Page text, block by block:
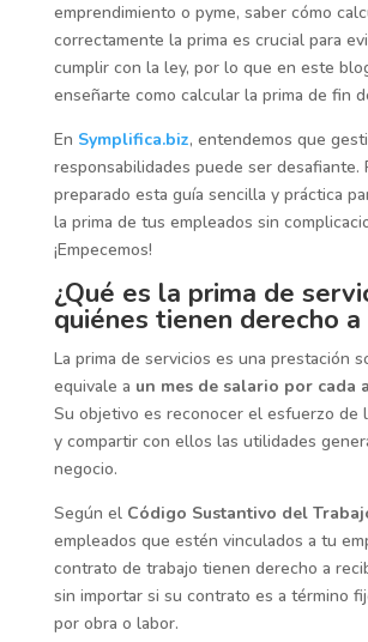
emprendimiento o pyme, saber cómo
correctamente la prima es crucial para
cumplir con la ley, por lo que en este
enseñarte como calcular la prima de fin
En Symplifica.biz, entendemos que
responsabilidades puede ser desafiante.
preparado esta guía sencilla y práctica
la prima de tus empleados sin
¡Empecemos!
¿Qué es la prima de
quiénes tienen derecho
La prima de servicios es una prestación
equivale a un mes de salario por cada
Su objetivo es reconocer el esfuerzo de
y compartir con ellos las utilidades
negocio.
Según el Código Sustantivo del
empleados que estén vinculados a tu
contrato de trabajo tienen derecho a
sin importar si su contrato es a término
por obra o labor.